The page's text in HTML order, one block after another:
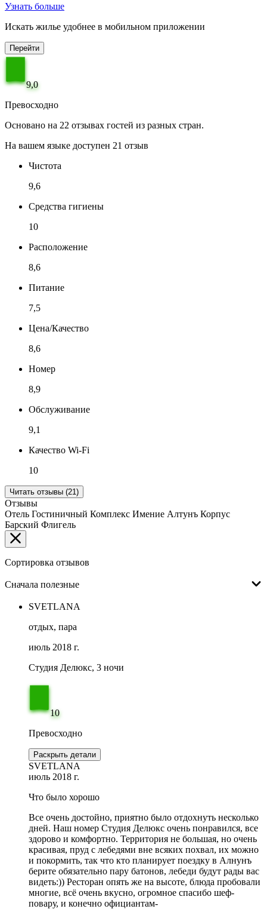
Узнать больше
Искать жилье удобнее в мобильном приложении
Перейти
9,0
Превосходно
Основано на 22 отзывах гостей из разных стран.
На вашем языке доступен 21 отзыв
Чистота
9,6
Средства гигиены
10
Расположение
8,6
Питание
7,5
Цена/Качество
8,6
Номер
8,9
Обслуживание
9,1
Качество Wi-Fi
10
Читать отзывы (21)
Отзывы
Отель Гостиничный Комплекс Имение Алтунъ Корпус
Барский Флигель
Сортировка отзывов
Сначала полезные
SVETLANA
отдых, пара
июль 2018 г.
Студия Делюкс, 3 ночи
10
Превосходно
Раскрыть детали
SVETLANA
июль 2018 г.
Что было хорошо
Все очень достойно, приятно было отдохнуть несколько
дней. Наш номер Студия Делюкс очень понравился, все
здорово и комфортно. Территория не большая, но очень
красивая, пруд с лебедями вне всяких похвал, их можно
и покормить, так что кто планирует поездку в Алнунъ
берите обязательно пару батонов, лебеди будут рады вас
видеть:)) Ресторан опять же на высоте, блюда пробовали
многие, всё очень вкусно, огромное спасибо шеф-
повару, и конечно официантам-